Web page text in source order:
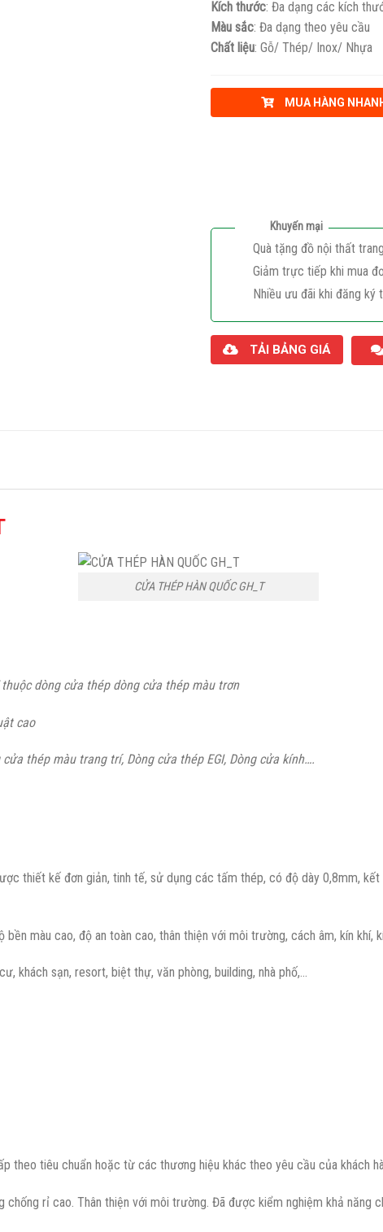
Kích thước: Đa dạng các kích
Màu sắc: Đa dạng theo yêu cầu
Chất liệu: Gỗ/ Thép/ Inox/ Nhựa
MUA HÀNG
Khuyến mại
Quà tặng đồ nội thất
Giảm trực tiếp khi mua
Nhiều ưu đãi khi đăng
TẢI BẢNG GIÁ
CỬA THÉP HÀN QUỐC GH_T
dòng cửa thép dòng cửa thép màu trơn
cao
thép màu trang trí, Dòng cửa thép EGI, Dòng cửa kính….
thiết kế đơn giản, tinh tế, sử dụng các tấm thép, có độ dày 0,8mm,
màu cao, độ an toàn cao, thân thiện với môi trường, cách âm, kín khí,
khách sạn, resort, biệt thự, văn phòng, building, nhà phố,…
theo tiêu chuẩn hoặc từ các thương hiệu khác theo yêu cầu của khách
chống rỉ cao. Thân thiện với môi trường. Đã được kiểm nghiệm khả năng